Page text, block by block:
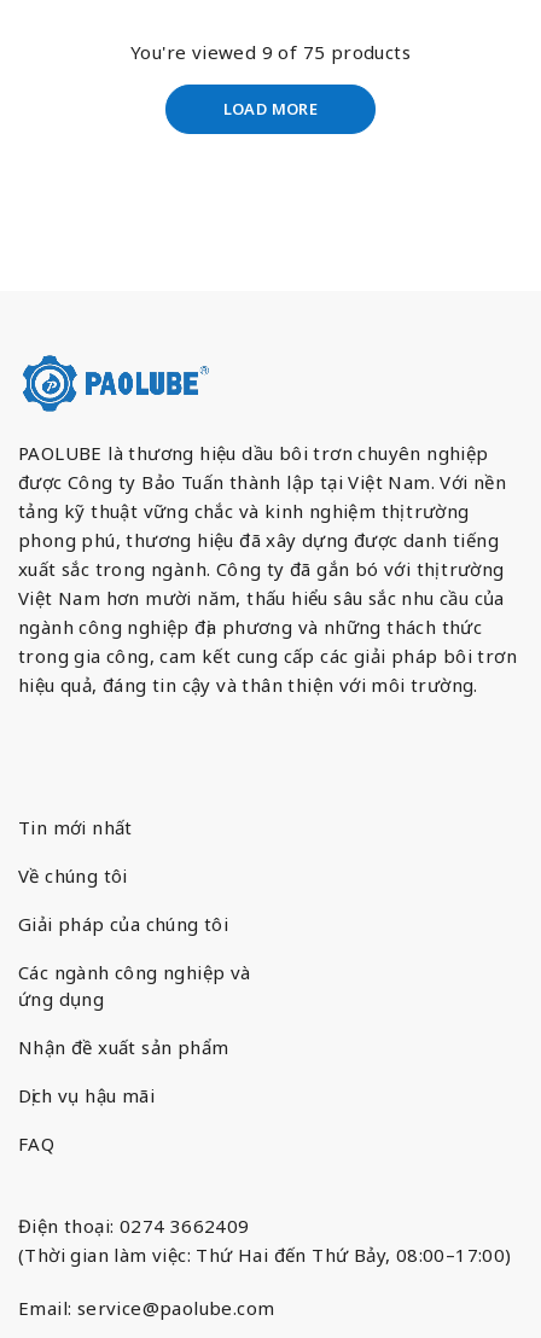
You're viewed 9 of 75 products
LOAD MORE
PAOLUBE là thương hiệu dầu bôi trơn chuyên nghiệp
được Công ty Bảo Tuấn thành lập tại Việt Nam. Với nền
tảng kỹ thuật vững chắc và kinh nghiệm thị trường
phong phú, thương hiệu đã xây dựng được danh tiếng
xuất sắc trong ngành. Công ty đã gắn bó với thị trường
Việt Nam hơn mười năm, thấu hiểu sâu sắc nhu cầu của
ngành công nghiệp địa phương và những thách thức
trong gia công, cam kết cung cấp các giải pháp bôi trơn
hiệu quả, đáng tin cậy và thân thiện với môi trường.
Tin mới nhất
Về chúng tôi
Giải pháp của chúng tôi
Các ngành công nghiệp và
ứng dụng
Nhận đề xuất sản phẩm
Dịch vụ hậu mãi
FAQ
Điện thoại: 0274 3662409
(Thời gian làm việc: Thứ Hai đến Thứ Bảy, 08:00–17:00)
Email: service@paolube.com